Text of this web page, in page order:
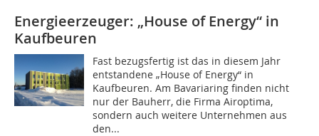
Energieerzeuger: „House of Energy“ in
Kaufbeuren
Fast bezugsfertig ist das in diesem Jahr
entstandene „House of Energy“ in
Kaufbeuren. Am Bavariaring finden nicht
nur der Bauherr, die Firma Airoptima,
sondern auch weitere Unternehmen aus
den...